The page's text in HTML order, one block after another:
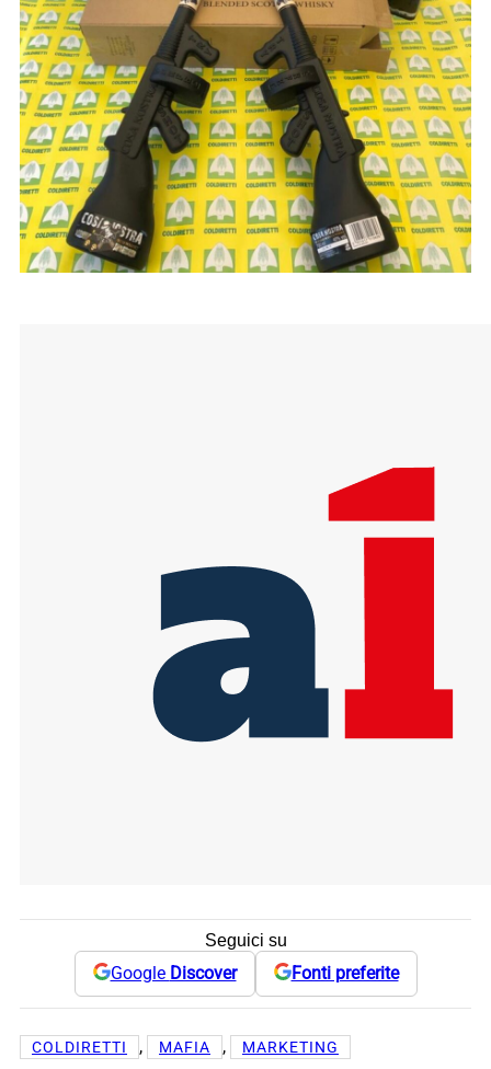
Seguici su
Google Discover Fonti preferite
COLDIRETTI , MAFIA , MARKETING